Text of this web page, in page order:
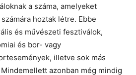
a száma, amelyeket
hoztak létre. Ebbe
és művészeti fesztiválok,
és bor- vagy
illetve sok más
azonban még mindig